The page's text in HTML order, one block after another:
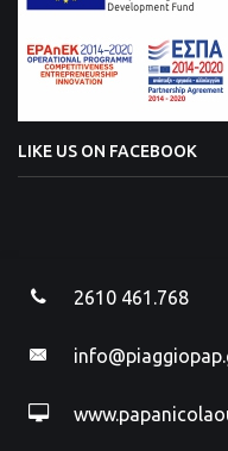
LIKE US ON FACEBOOK
2610 461.768